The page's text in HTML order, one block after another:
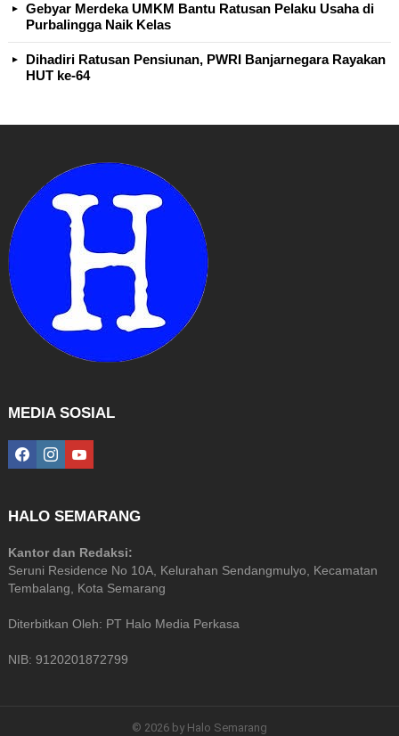
Gebyar Merdeka UMKM Bantu Ratusan Pelaku Usaha di
Purbalingga Naik Kelas
Dihadiri Ratusan Pensiunan, PWRI Banjarnegara Rayakan
HUT ke-64
MEDIA SOSIAL
facebookinstagramyoutube
HALO SEMARANG
Kantor dan Redaksi:
Seruni Residence No 10A, Kelurahan Sendangmulyo, Kecamatan
Tembalang, Kota Semarang
Diterbitkan Oleh: PT Halo Media Perkasa
NIB: 9120201872799
© 2026 by Halo Semarang